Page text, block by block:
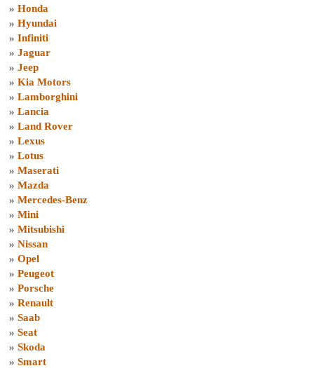
» Honda
» Hyundai
» Infiniti
» Jaguar
» Jeep
» Kia Motors
» Lamborghini
» Lancia
» Land Rover
» Lexus
» Lotus
» Maserati
» Mazda
» Mercedes-Benz
» Mini
» Mitsubishi
» Nissan
» Opel
» Peugeot
» Porsche
» Renault
» Saab
» Seat
» Skoda
» Smart